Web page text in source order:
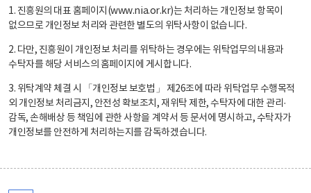
1. 진흥원의 대표 홈페이지(www.nia.or.kr)는 처리하는 개인정보 항목이
없으므로 개인정보 처리와 관련한 별도의 위탁사항이 없습니다.
2. 다만, 진흥원이 개인정보 처리를 위탁하는 경우에는 위탁업무의 내용과
수탁자를 해당 서비스의 홈페이지에 게시합니다.
3. 위탁계약 체결 시 「개인정보 보호법」 제26조에 따라 위탁업무 수행목적
외 개인정보 처리금지, 안전성 확보조치, 재위탁 제한, 수탁자에 대한 관리·
감독, 손해배상 등 책임에 관한 사항을 계약서 등 문서에 명시하고, 수탁자가
개인정보를 안전하게 처리하는지를 감독하겠습니다.